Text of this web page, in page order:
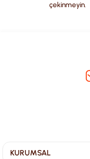
çekinmeyin.
KURUMSAL